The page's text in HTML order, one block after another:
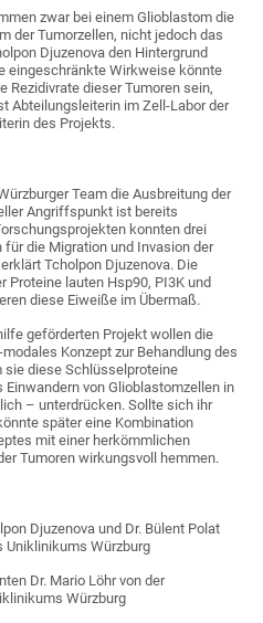
zwar bei einem Glioblastom die
der Tumorzellen, nicht jedoch das
Djuzenova den Hintergrund
eingeschränkte Wirkweise könnte
Rezidivrate dieser Tumoren sein,
Abteilungsleiterin im Zell-Labor der
des Projekts.
Team die Ausbreitung der
Angriffspunkt ist bereits
konnten drei
die Migration und Invasion der
Tcholpon Djuzenova. Die
lauten Hsp90, PI3K und
diese Eiweiße im Übermaß.
geförderten Projekt wollen die
Konzept zur Behandlung des
sie diese Schlüsselproteine
von Glioblastomzellen in
– unterdrücken. Sollte sich ihr
später eine Kombination
mit einer herkömmlichen
Tumoren wirkungsvoll hemmen.
Djuzenova und Dr. Bülent Polat
Uniklinikums Würzburg
Dr. Mario Löhr von der
Würzburg